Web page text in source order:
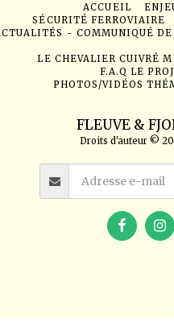
FLEUVE &
Droits d'auteur ©
ACCUEIL
SÉCURITÉ FERROVIAIRE
- COMMUNIQUÉ
LE CHEVALIER CUIVRÉ
F.A.Q LE
PHOTOS/VIDÉOS